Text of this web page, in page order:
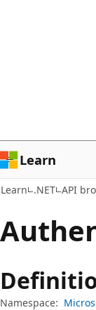
Learn
Learn .NET API
Namespace: